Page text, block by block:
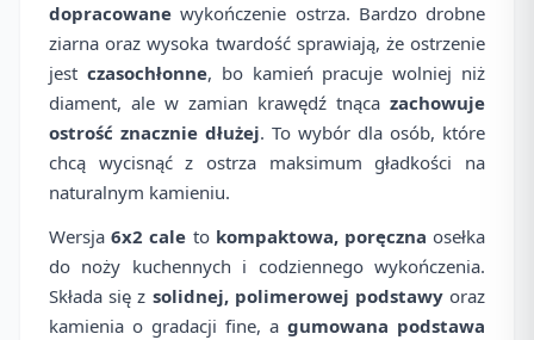
dopracowane wykończenie ostrza. Bardzo drobne
ziarna oraz wysoka twardość sprawiają, że ostrzenie
jest czasochłonne, bo kamień pracuje wolniej niż
diament, ale w zamian krawędź tnąca zachowuje
ostrość znacznie dłużej. To wybór dla osób, które
chcą wycisnąć z ostrza maksimum gładkości na
naturalnym kamieniu.
Wersja6x2 cale to kompaktowa, poręczna osełka
do noży kuchennych i codziennego wykończenia.
Składa się z solidnej, polimerowej podstawyoraz
kamienia o gradacji fine, a gumowana podstawa